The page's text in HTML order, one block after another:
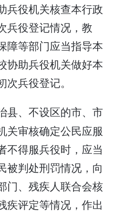
兵役机关核查本行政
兵役登记情况，教
障等部门应当指导本
协助兵役机关做好本
兵役登记。
县、不设区的市、市
关审核确定公民应服
不得服兵役时，应当
被判处刑罚情况，向
门、残疾人联合会核
疾评定等情况，作出